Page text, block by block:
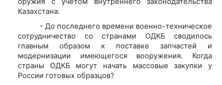
Казахстана.
- До последнего времени военно-техническое
сотрудничество со странами ОДКБ сводилось
главным образом к поставке запчастей и
модернизации имеющегося вооружения. Когда
страны ОДКБ могут начать массовые закупки у
России готовых образцов?